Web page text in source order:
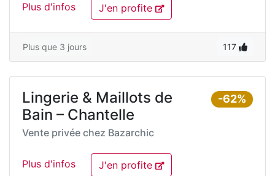
Plus d'infos J'en profite
Plus que 3 jours 117
-62%
Lingerie & Maillots de
Bain – Chantelle
Vente privée chez Bazarchic
Plus d'infos J'en profite